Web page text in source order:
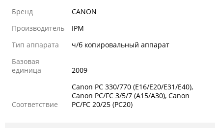
Бренд
CANON
Производитель
IPM
Тип аппарата
ч/б копировальный аппарат
Базовая
единица
2009
Соответствие
Canon PC 330/770 (E16/E20/E31/E40),
Canon PC/FC 3/5/7 (A15/A30), Canon
PC/FC 20/25 (РС20)